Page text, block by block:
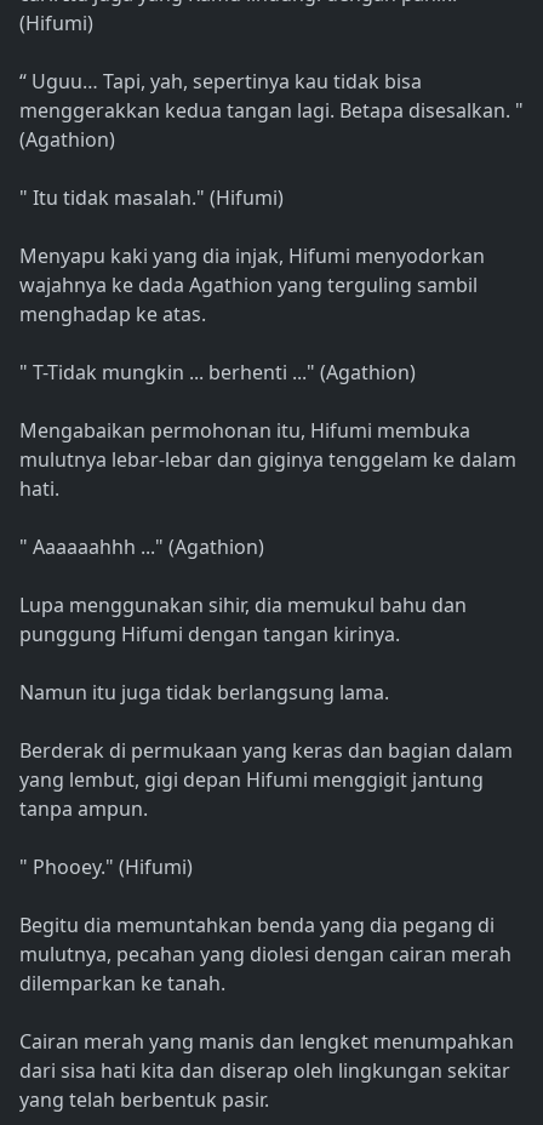
(Hifumi)
“ Uguu… Tapi, yah, sepertinya kau tidak bisa
menggerakkan kedua tangan lagi. Betapa disesalkan. "
(Agathion)
" Itu tidak masalah." (Hifumi)
Menyapu kaki yang dia injak, Hifumi menyodorkan
wajahnya ke dada Agathion yang terguling sambil
menghadap ke atas.
" T-Tidak mungkin ... berhenti ..." (Agathion)
Mengabaikan permohonan itu, Hifumi membuka
mulutnya lebar-lebar dan giginya tenggelam ke dalam
hati.
" Aaaaaahhh ..." (Agathion)
Lupa menggunakan sihir, dia memukul bahu dan
punggung Hifumi dengan tangan kirinya.
Namun itu juga tidak berlangsung lama.
Berderak di permukaan yang keras dan bagian dalam
yang lembut, gigi depan Hifumi menggigit jantung
tanpa ampun.
" Phooey." (Hifumi)
Begitu dia memuntahkan benda yang dia pegang di
mulutnya, pecahan yang diolesi dengan cairan merah
dilemparkan ke tanah.
Cairan merah yang manis dan lengket menumpahkan
dari sisa hati kita dan diserap oleh lingkungan sekitar
yang telah berbentuk pasir.